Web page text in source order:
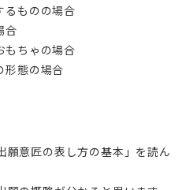
るものの場合
合
もちゃの場合
形態の場合
願意匠の表し方の基本」を読ん